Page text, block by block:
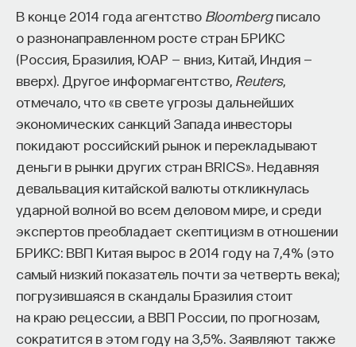
В конце 2014 года агентство Bloombergписало
о разнонаправленном росте стран БРИКС
(Россия, Бразилия, ЮАР — вниз, Китай, Индия —
вверх). Другое информагентство, Reuters,
отмечало, что «в свете угрозы дальнейших
экономических санкций Запада инвесторы
покидают российский рынок и перекладывают
деньги в рынки других стран BRICS». Недавняя
девальвация китайской валюты откликнулась
ударной волной во всем деловом мире, и среди
экспертов преобладает скептицизм в отношении
БРИКС: ВВП Китая вырос в 2014 году на 7,4% (это
самый низкий показатель почти за четверть века);
погрузившаяся в скандалы Бразилия стоит
на краю рецессии, а ВВП России, по прогнозам,
сократится в этом году на 3,5%. Заявляют также
нагрузку — а университет вообще не для этого
создан. Они некритично делегируют агенту
самые разные задачи и переносят в эту
коммуникацию далеко не лучшие привычки.
Но если использовать ИИ как сложного
собеседника, который заставляет уточнять
основания, спорить и продумывать собственную
позицию, тогда студент действительно
продвигается. Решающее значение имеет
не объем общения и не тип задания, а характер
самой коммуникации».
«Мыслить как учёный» — подкаст основателя
ПостНауки Ивара Максутова о людях, которые
меняют мир. В каждом выпуске — разговоры
с исследователями, предпринимателями,